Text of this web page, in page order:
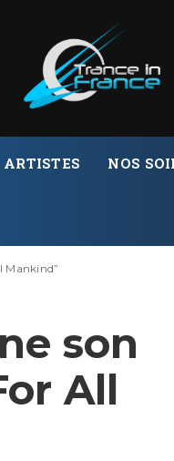
ARTISTES NOS
Mankind”
son
All